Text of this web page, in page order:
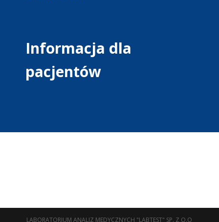
Informacja dla
pacjentów
LABORATORIUM ANALIZ MEDYCZNYCH "LABTEST" SP. Z O.O